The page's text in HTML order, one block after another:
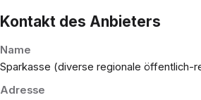
Kontakt des Anbieters
Name
Sparkasse (diverse regionale öffentlich-
Adresse